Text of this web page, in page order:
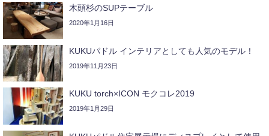
木頭杉のSUPテーブル
2020年1月16日
KUKUパドル インテリアとしても人気のモデル！
2019年11月23日
KUKU torch×ICON モクコレ2019
2019年1月29日